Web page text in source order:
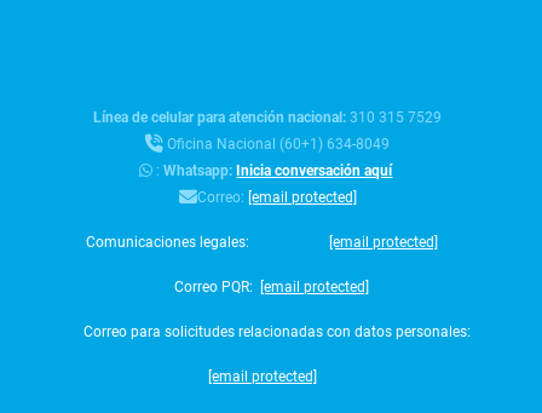
Línea de celular para atención nacional:310 315 7529
Oficina Nacional (60+1) 634-8049
:Whatsapp:Inicia conversación aquí
Correo: [email protected]
Comunicaciones legales: [email protected]
Correo PQR: [email protected]
Correo para solicitudes relacionadas con datos personales:
[email protected]